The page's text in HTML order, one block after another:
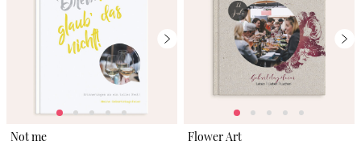
Not me Flower Art